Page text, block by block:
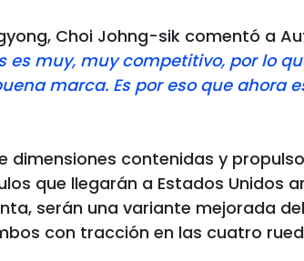
Choi Johng-sik comentó a
es muy, muy competitivo, por lo
marca. Es por eso que ahora
dimensiones contenidas y
que llegarán a Estados Unidos
serán una variante mejorada
con tracción en las cuatro